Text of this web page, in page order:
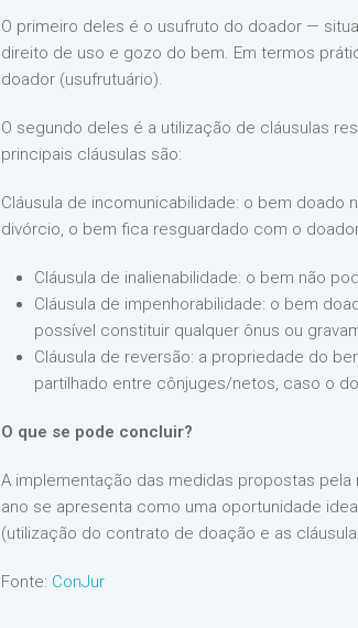
O primeiro deles é o usufruto do doador —
direito de uso e gozo do bem. Em termos
doador (usufrutuário).
O segundo deles é a utilização de cláusulas
principais cláusulas são:
Cláusula de incomunicabilidade: o bem
divórcio, o bem fica resguardado com o
Cláusula de inalienabilidade: o bem não
Cláusula de impenhorabilidade: o bem
possível constituir qualquer ônus ou
Cláusula de reversão: a propriedade do
partilhado entre cônjuges/netos, caso o
O que se pode concluir?
A implementação das medidas propostas
ano se apresenta como uma oportunidade
(utilização do contrato de doação e as
Fonte: ConJur